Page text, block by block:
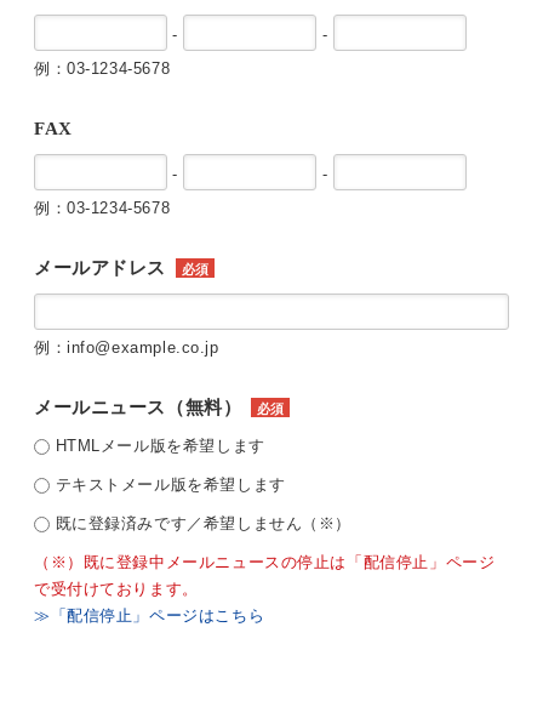
-
-
例：03-1234-5678
FAX
-
-
例：03-1234-5678
メールアドレス 必須
例：info@example.co.jp
メールニュース（無料） 必須
HTMLメール版を希望します
テキストメール版を希望します
既に登録済みです／希望しません（※）
（※）既に登録中メールニュースの停止は「配信停止」ページ
で受付けております。
≫「配信停止」ページはこちら